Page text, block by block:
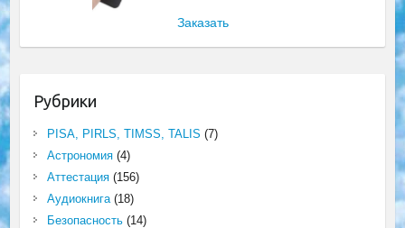
Заказать
Рубрики
PISA, PIRLS, TIMSS, TALIS (7)
Астрономия(4)
Аттестация(156)
Аудиокнига(18)
Безопасность(14)